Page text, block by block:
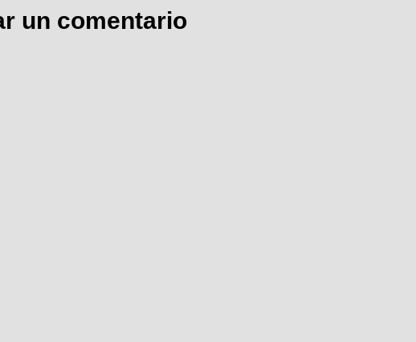
un comentario